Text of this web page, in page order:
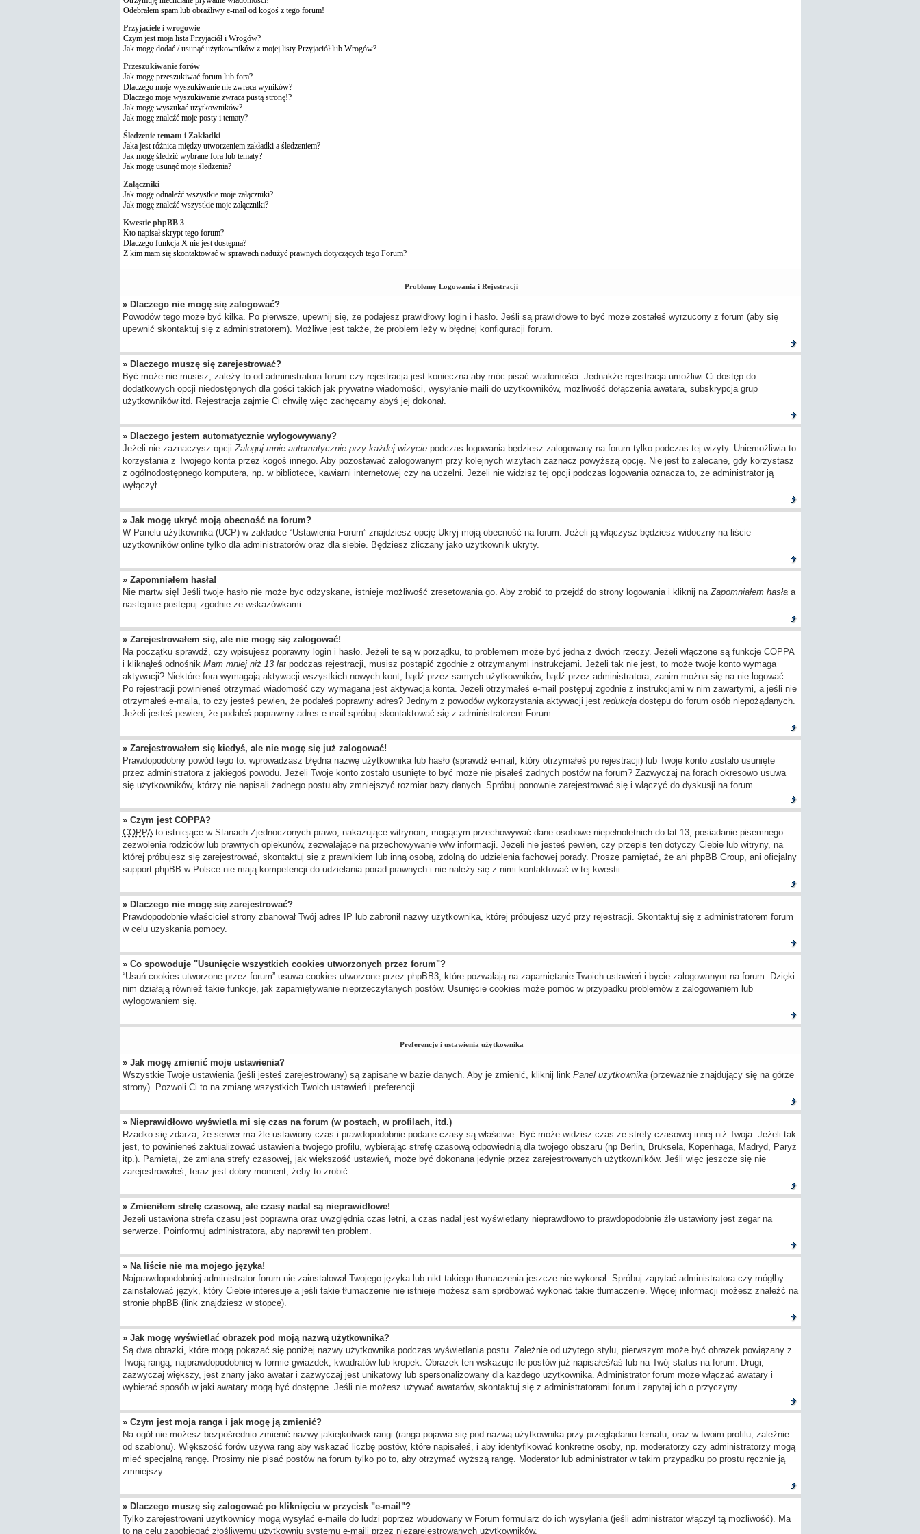
Odebrałem spam lub obraźliwy e-mail od kogoś z tego forum!
Przyjaciele i wrogowie
Czym jest moja lista Przyjaciół i Wrogów?
Jak mogę dodać / usunąć użytkowników z mojej listy Przyjaciół lub Wrogów?
Przeszukiwanie forów
Jak mogę przeszukiwać forum lub fora?
Dlaczego moje wyszukiwanie nie zwraca wyników?
Dlaczego moje wyszukiwanie zwraca pustą stronę!?
Jak mogę wyszukać użytkowników?
Jak mogę znaleźć moje posty i tematy?
Śledzenie tematu i Zakładki
Jaka jest różnica między utworzeniem zakładki a śledzeniem?
Jak mogę śledzić wybrane fora lub tematy?
Jak mogę usunąć moje śledzenia?
Załączniki
Jak mogę odnaleźć wszystkie moje załączniki?
Jak mogę znaleźć wszystkie moje załączniki?
Kwestie phpBB 3
Kto napisał skrypt tego forum?
Dlaczego funkcja X nie jest dostępna?
Z kim mam się skontaktować w sprawach nadużyć prawnych dotyczących tego Forum?
Problemy Logowania i Rejestracji
» Dlaczego nie mogę się zalogować?
Powodów tego może być kilka. Po pierwsze, upewnij się, że podajesz prawidłowy login i hasło. Jeśli są prawidłowe to być może zostałeś wyrzucony z forum (aby się
upewnić skontaktuj się z administratorem). Możliwe jest także, że problem leży w błędnej konfiguracji forum.
» Dlaczego muszę się zarejestrować?
Być może nie musisz, zależy to od administratora forum czy rejestracja jest konieczna aby móc pisać wiadomości. Jednakże rejestracja umożliwi Ci dostęp do
dodatkowych opcji niedostępnych dla gości takich jak prywatne wiadomości, wysyłanie maili do użytkowników, możliwość dołączenia awatara, subskrypcja grup
użytkowników itd. Rejestracja zajmie Ci chwilę więc zachęcamy abyś jej dokonał.
» Dlaczego jestem automatycznie wylogowywany?
Jeżeli nie zaznaczysz opcji Zaloguj mnie automatycznie przy każdej wizyciepodczas logowania będziesz zalogowany na forum tylko podczas tej wizyty. Uniemożliwia to
korzystania z Twojego konta przez kogoś innego. Aby pozostawać zalogowanym przy kolejnych wizytach zaznacz powyższą opcję. Nie jest to zalecane, gdy korzystasz
z ogólnodostępnego komputera, np. w bibliotece, kawiarni internetowej czy na uczelni. Jeżeli nie widzisz tej opcji podczas logowania oznacza to, że administrator ją
wyłączył.
» Jak mogę ukryć moją obecność na forum?
W Panelu użytkownika (UCP) w zakładce “Ustawienia Forum” znajdziesz opcję Ukryj moją obecność na forum. Jeżeli ją włączysz będziesz widoczny na liście
użytkowników online tylko dla administratorów oraz dla siebie. Będziesz zliczany jako użytkownik ukryty.
» Zapomniałem hasła!
Nie martw się! Jeśli twoje hasło nie może byc odzyskane, istnieje możliwość zresetowania go. Aby zrobić to przejdź do strony logowania i kliknij na Zapomniałem hasłaa
następnie postępuj zgodnie ze wskazówkami.
» Zarejestrowałem się, ale nie mogę się zalogować!
Na początku sprawdź, czy wpisujesz poprawny login i hasło. Jeżeli te są w porządku, to problemem może być jedna z dwóch rzeczy. Jeżeli włączone są funkcje COPPA
i kliknąłeś odnośnik Mam mniej niż 13 latpodczas rejestracji, musisz postąpić zgodnie z otrzymanymi instrukcjami. Jeżeli tak nie jest, to może twoje konto wymaga
aktywacji? Niektóre fora wymagają aktywacji wszystkich nowych kont, bądź przez samych użytkowników, bądź przez administratora, zanim można się na nie logować.
Po rejestracji powinieneś otrzymać wiadomość czy wymagana jest aktywacja konta. Jeżeli otrzymałeś e-mail postępuj zgodnie z instrukcjami w nim zawartymi, a jeśli nie
otrzymałeś e-maila, to czy jesteś pewien, że podałeś poprawny adres? Jednym z powodów wykorzystania aktywacji jest redukcjadostępu do forum osób niepożądanych.
Jeżeli jesteś pewien, że podałeś poprawmy adres e-mail spróbuj skontaktować się z administratorem Forum.
» Zarejestrowałem się kiedyś, ale nie mogę się już zalogować!
Prawdopodobny powód tego to: wprowadzasz błędna nazwę użytkownika lub hasło (sprawdź e-mail, który otrzymałeś po rejestracji) lub Twoje konto zostało usunięte
przez administratora z jakiegoś powodu. Jeżeli Twoje konto zostało usunięte to być może nie pisałeś żadnych postów na forum? Zazwyczaj na forach okresowo usuwa
się użytkowników, którzy nie napisali żadnego postu aby zmniejszyć rozmiar bazy danych. Spróbuj ponownie zarejestrować się i włączyć do dyskusji na forum.
» Czym jest COPPA?
COPPAto istniejące w Stanach Zjednoczonych prawo, nakazujące witrynom, mogącym przechowywać dane osobowe niepełnoletnich do lat 13, posiadanie pisemnego
zezwolenia rodziców lub prawnych opiekunów, zezwalające na przechowywanie w/w informacji. Jeżeli nie jesteś pewien, czy przepis ten dotyczy Ciebie lub witryny, na
której próbujesz się zarejestrować, skontaktuj się z prawnikiem lub inną osobą, zdolną do udzielenia fachowej porady. Proszę pamiętać, że ani phpBB Group, ani oficjalny
support phpBB w Polsce nie mają kompetencji do udzielania porad prawnych i nie należy się z nimi kontaktować w tej kwestii.
» Dlaczego nie mogę się zarejestrować?
Prawdopodobnie właściciel strony zbanował Twój adres IP lub zabronił nazwy użytkownika, której próbujesz użyć przy rejestracji. Skontaktuj się z administratorem forum
w celu uzyskania pomocy.
» Co spowoduje "Usunięcie wszystkich cookies utworzonych przez forum"?
“Usuń cookies utworzone przez forum” usuwa cookies utworzone przez phpBB3, które pozwalają na zapamiętanie Twoich ustawień i bycie zalogowanym na forum. Dzięki
nim działają również takie funkcje, jak zapamiętywanie nieprzeczytanych postów. Usunięcie cookies może pomóc w przypadku problemów z zalogowaniem lub
wylogowaniem się.
Preferencje i ustawienia użytkownika
» Jak mogę zmienić moje ustawienia?
Wszystkie Twoje ustawienia (jeśli jesteś zarejestrowany) są zapisane w bazie danych. Aby je zmienić, kliknij link Panel użytkownika(przeważnie znajdujący się na górze
strony). Pozwoli Ci to na zmianę wszystkich Twoich ustawień i preferencji.
» Nieprawidłowo wyświetla mi się czas na forum (w postach, w profilach, itd.)
Rzadko się zdarza, że serwer ma źle ustawiony czas i prawdopodobnie podane czasy są właściwe. Być może widzisz czas ze strefy czasowej innej niż Twoja. Jeżeli tak
jest, to powinieneś zaktualizować ustawienia twojego profilu, wybierając strefę czasową odpowiednią dla twojego obszaru (np Berlin, Bruksela, Kopenhaga, Madryd, Paryż
itp.). Pamiętaj, że zmiana strefy czasowej, jak większość ustawień, może być dokonana jedynie przez zarejestrowanych użytkowników. Jeśli więc jeszcze się nie
zarejestrowałeś, teraz jest dobry moment, żeby to zrobić.
» Zmieniłem strefę czasową, ale czasy nadal są nieprawidłowe!
Jeżeli ustawiona strefa czasu jest poprawna oraz uwzględnia czas letni, a czas nadal jest wyświetlany nieprawdłowo to prawdopodobnie źle ustawiony jest zegar na
serwerze. Poinformuj administratora, aby naprawił ten problem.
» Na liście nie ma mojego języka!
Najprawdopodobniej administrator forum nie zainstalował Twojego języka lub nikt takiego tłumaczenia jeszcze nie wykonał. Spróbuj zapytać administratora czy mógłby
zainstalować język, który Ciebie interesuje a jeśli takie tłumaczenie nie istnieje możesz sam spróbować wykonać takie tłumaczenie. Więcej informacji możesz znaleźć na
stronie phpBB (link znajdziesz w stopce).
» Jak mogę wyświetlać obrazek pod moją nazwą użytkownika?
Są dwa obrazki, które mogą pokazać się poniżej nazwy użytkownika podczas wyświetlania postu. Zależnie od użytego stylu, pierwszym może być obrazek powiązany z
Twoją rangą, najprawdopodobniej w formie gwiazdek, kwadratów lub kropek. Obrazek ten wskazuje ile postów już napisałeś/aś lub na Twój status na forum. Drugi,
zazwyczaj większy, jest znany jako awatar i zazwyczaj jest unikatowy lub spersonalizowany dla każdego użytkownika. Administrator forum może włączać awatary i
wybierać sposób w jaki awatary mogą być dostępne. Jeśli nie możesz używać awatarów, skontaktuj się z administratorami forum i zapytaj ich o przyczyny.
» Czym jest moja ranga i jak mogę ją zmienić?
Na ogół nie możesz bezpośrednio zmienić nazwy jakiejkolwiek rangi (ranga pojawia się pod nazwą użytkownika przy przeglądaniu tematu, oraz w twoim profilu, zależnie
od szablonu). Większość forów używa rang aby wskazać liczbę postów, które napisałeś, i aby identyfikować konkretne osoby, np. moderatorzy czy administratorzy mogą
mieć specjalną rangę. Prosimy nie pisać postów na forum tylko po to, aby otrzymać wyższą rangę. Moderator lub administrator w takim przypadku po prostu ręcznie ją
zmniejszy.
» Dlaczego muszę się zalogować po kliknięciu w przycisk "e-mail"?
Tylko zarejestrowani użytkownicy mogą wysyłać e-maile do ludzi poprzez wbudowany w Forum formularz do ich wysyłania (jeśli administrator włączył tą możliwość). Ma
to na celu zapobiegać złośliwemu użytkowniu systemu e-maili przez niezarejestrowanych użytkowników.